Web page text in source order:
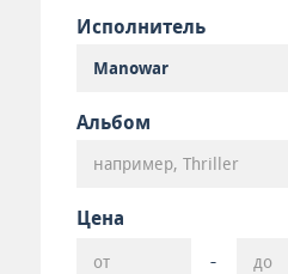
Исполнитель
Альбом
Цена
-